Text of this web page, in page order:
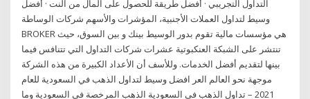
التداول التجريبي · أفضل طريقة للحصول على المال من النت · أفضل
وسيط لتداول العملات الأجنبية، المؤشرات والأسهم شركات الوساطة
BROKER هي مؤسسات مالية تقوم بدور الوسيط بينك و بين السوق، حيث
تنتشر على الشبكة العنكبوتية عشرات شركات التداول التي تتنافس فيما
بينها لتقديم أفضل الخدمات. وللأسف أن الأعداد الكبيرة من هذه الشركة
موجهة نحو العالم العر افضل وسيط لتداول الذهب في السعودية للعام
2021 – تداول الذهب في السعودية الذهب المرخصة في السعودية وما